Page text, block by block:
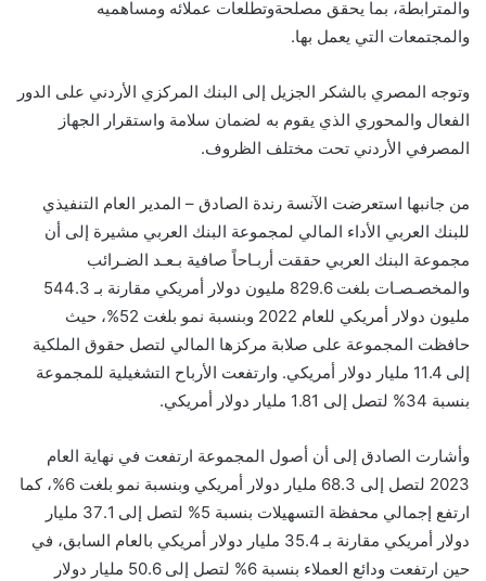
والمترابطة، بما يحقق مصلحةوتطلعات عملائه ومساهميه
والمجتمعات التي يعمل بها.
وتوجه المصري بالشكر الجزيل إلى البنك المركزي الأردني على الدور
الفعال والمحوري الذي يقوم به لضمان سلامة واستقرار الجهاز
المصرفي الأردني تحت مختلف الظروف.
من جانبها استعرضت الآنسة رندة الصادق – المدير العام التنفيذي
للبنك العربي الأداء المالي لمجموعة البنك العربي مشيرة إلى أن
مجموعة البنك العربي حققت أربـاحاً صافية بـعـد الضـرائب
والمخصـصـات بلغت 829.6
مليون دولار أمريكي مقارنة بـ 544.3
مليون دولار أمريكي للعام 2022 وبنسبة نمو بلغت 52%، حيث
حافظت المجموعة على صلابة مركزها المالي لتصل حقوق الملكية
إلى 11.4 مليار دولار أمريكي. وارتفعت الأرباح التشغيلية للمجموعة
بنسبة 34% لتصل إلى
1.81 مليار دولار أمريكي.
وأشارت الصادق إلى أن أصول المجموعة ارتفعت في نهاية العام
2023 لتصل إلى 68.3 مليار دولار أمريكي وبنسبة نمو بلغت 6%، كما
ارتفع إجمالي محفظة التسهيلات بنسبة 5% لتصل إلى 37.1
مليار
دولار أمريكي مقارنة بـ 35.4 مليار دولار أمريكي بالعام السابق، في
حين ارتفعت ودائع العملاء بنسبة 6% لتصل إلى 50.6 مليار دولار